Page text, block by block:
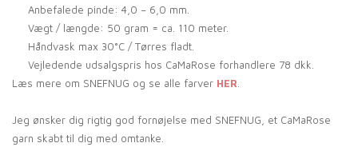
Anbefalede pinde: 4,0 – 6,0 mm.
Vægt / længde: 50 gram = ca. 110 meter.
Håndvask max 30°C / Tørres fladt.
Vejledende udsalgspris hos CaMaRose forhandlere 78 dkk.
Læs mere om SNEFNUG og se alle farver HER
Jeg ønsker dig rigtig god fornøjelse med SNEFNUG, et CaMaRose
garn skabt til dig med omtanke.